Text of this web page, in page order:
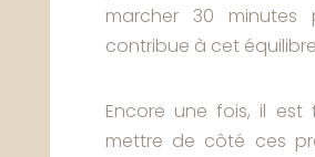
marcher 30 minutes
contribue à cet
Encore une fois, il est
mettre de côté ces